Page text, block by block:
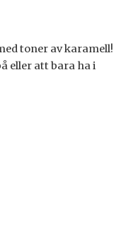
toner av karamell!
eller att bara ha i